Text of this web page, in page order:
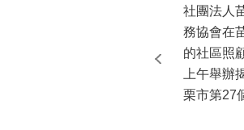
社團法人
務協會在
的社區照
上午舉辦
栗市第27